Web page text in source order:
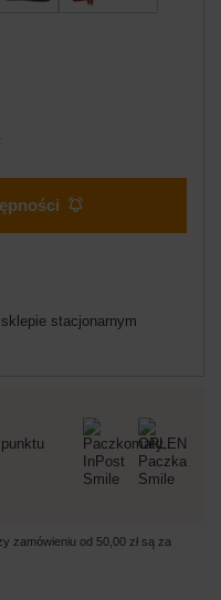
stacjonarnym
zamówieniu od 50,00 zł są za